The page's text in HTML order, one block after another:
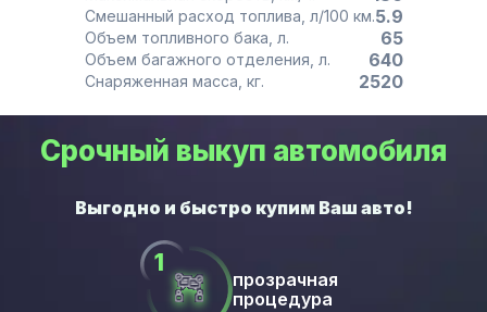
Смешанный расход топлива, л/100 км.5.9
Объем топливного бака, л. 65
Объем багажного отделения, л. 640
Снаряженная масса, кг. 2520
Срочный выкуп автомобиля
прозрачная
процедура